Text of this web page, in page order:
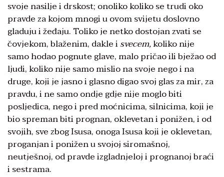
svoje nasilje i drskost; onoliko koliko se trudi oko
pravde za kojom mnogi u ovom svijetu doslovno
gladuju i žeđaju. Toliko je netko dostojan zvati se
čovjekom, blaženim, dakle isvecem,koliko nije
samo hodao pognute glave, malo pričao ili bježao od
ljudi, koliko nije samo mislio na svoje nego i na
druge, koji je jasno i glasno digao svoj glas za mir, za
pravdu, i ne samo ondje gdje nije moglo biti
posljedica, nego i pred moćnicima, silnicima, koji je
bio spreman biti prognan, oklevetan i ponižen, i od
svojih, sve zbog Isusa, onoga Isusa koji je oklevetan,
proganjan i ponižen u svojoj siromašnoj,
neutješnoj, od pravde izgladnjeloj i prognanoj braći
i sestrama.